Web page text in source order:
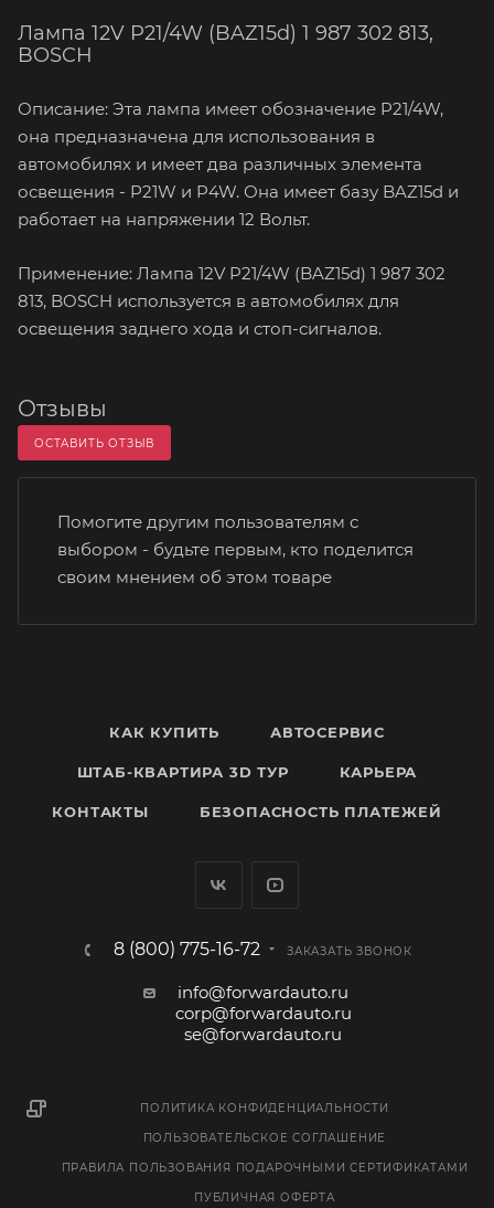
Лампа 12V P21/4W (BAZ15d) 1 987 302 813,
BOSCH
Описание: Эта лампа имеет обозначение P21/4W,
она предназначена для использования в
автомобилях и имеет два различных элемента
освещения - P21W и P4W. Она имеет базу BAZ15d и
работает на напряжении 12 Вольт.
Применение: Лампа 12V P21/4W (BAZ15d) 1 987 302
813, BOSCH используется в автомобилях для
освещения заднего хода и стоп-сигналов.
Отзывы
ОСТАВИТЬ ОТЗЫВ
Помогите другим пользователям с
выбором - будьте первым, кто поделится
своим мнением об этом товаре
КАК КУПИТЬ АВТОСЕРВИС
ШТАБ-КВАРТИРА 3D ТУР КАРЬЕРА
КОНТАКТЫ БЕЗОПАСНОСТЬ ПЛАТЕЖЕЙ
8 (800) 775-16-72 ЗАКАЗАТЬ ЗВОНОК
info@forwardauto.ru
corp@forwardauto.ru
se@forwardauto.ru
ПОЛИТИКА КОНФИДЕНЦИАЛЬНОСТИ
ПОЛЬЗОВАТЕЛЬСКОЕ СОГЛАШЕНИЕ
ПРАВИЛА ПОЛЬЗОВАНИЯ ПОДАРОЧНЫМИ СЕРТИФИКАТАМИ
ПУБЛИЧНАЯ ОФЕРТА